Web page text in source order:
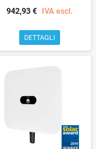
942,93 € IVA escl.
DETTAGLI